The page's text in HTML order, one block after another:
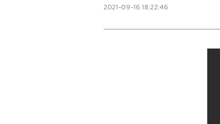
2021-09-16 18:22:46